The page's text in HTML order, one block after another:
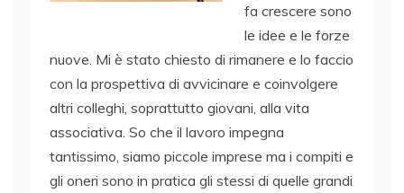
fa crescere sono
le idee e le forze
nuove. Mi è stato chiesto di rimanere e lo faccio
con la prospettiva di avvicinare e coinvolgere
altri colleghi, soprattutto giovani, alla vita
associativa. So che il lavoro impegna
tantissimo, siamo piccole imprese ma i compiti e
gli oneri sono in pratica gli stessi di quelle grandi